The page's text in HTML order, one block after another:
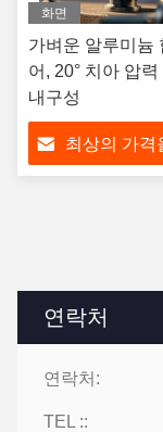
연락처
연락처:
TEL ::
화면
가벼운 알루미늄
어, 20° 치아 압력
내구성
최상의 가격